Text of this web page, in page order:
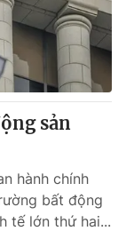
sản
hành chính
bất động
tế lớn thứ hai...